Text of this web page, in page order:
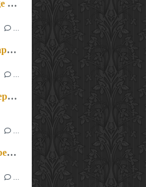
Tendre colère. Une rage féconde.
A Sentimental Landscape, le cri du corps et des cordes.
My Fierce Ignorant Step. Un pas de dix.
Sauvez vos projets (et peut-être le monde) avec la méthode itérative. Fausse conférence et vrai spectacle ou vraie conférence et faux spectacle ?